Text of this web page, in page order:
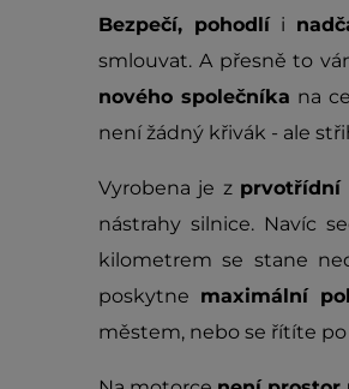
Bezpečí, pohodlí i
smlouvat. A přesně to
nového společníka na
není žádný křivák - ale
Vyrobena je z prvotřídní
nástrahy silnice. Navíc
kilometrem se stane
poskytne maximální
městem, nebo se řítíte